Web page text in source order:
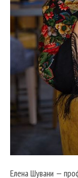
Елена Шувани —